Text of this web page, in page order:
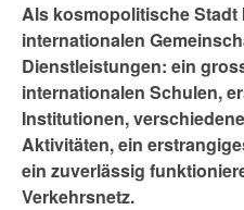
Als kosmopolitische Stadt
internationalen
Dienstleistungen: ein
internationalen Schulen,
Institutionen,
Aktivitäten, ein
ein zuverlässig
Verkehrsnetz.